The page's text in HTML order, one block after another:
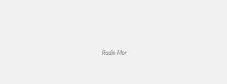
Radio Mor